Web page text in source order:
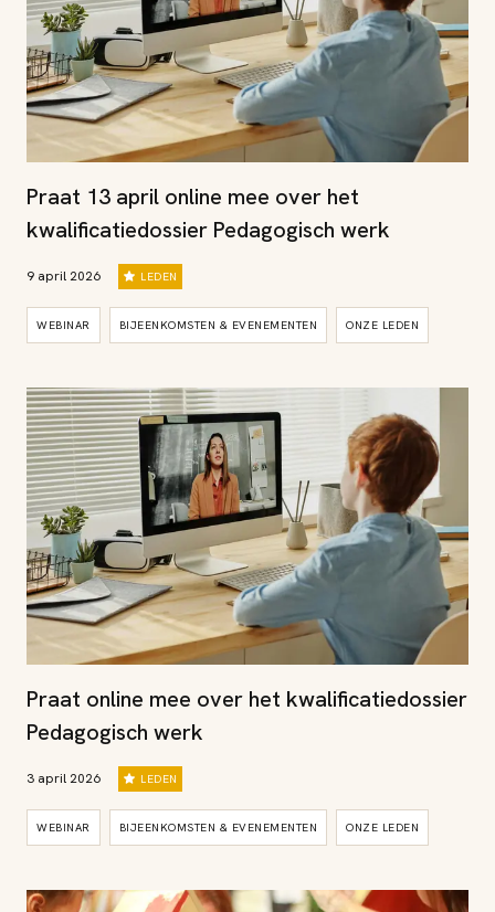
Praat 13 april online mee over het
kwalificatiedossier Pedagogisch werk
9 april 2026 LEDEN
WEBINAR BIJEENKOMSTEN & EVENEMENTEN ONZE LEDEN
Praat online mee over het kwalificatiedossier
Pedagogisch werk
3 april 2026 LEDEN
WEBINAR BIJEENKOMSTEN & EVENEMENTEN ONZE LEDEN